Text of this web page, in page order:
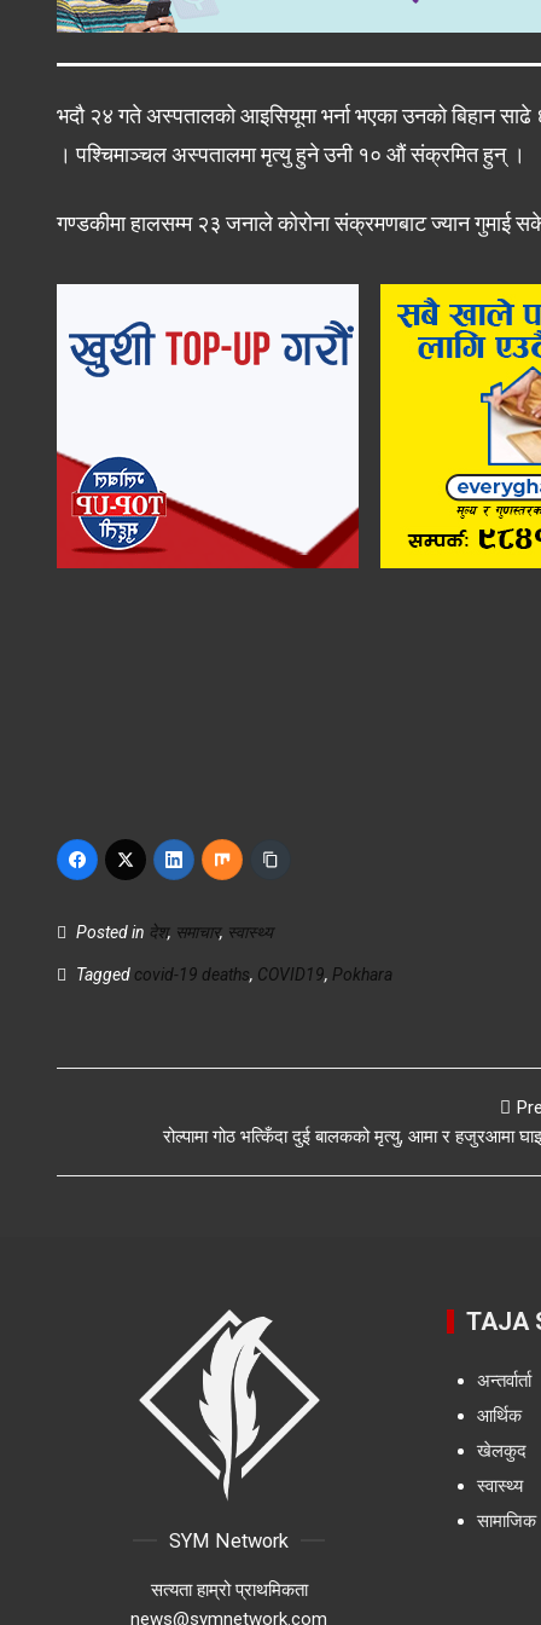
भदौ २४ गते अस्पतालको आइसियूमा भर्ना भएका उनको बिहान
। पश्चिमाञ्चल अस्पतालमा मृत्यु हुने उनी १० औं संक्रमित हुन् ।
गण्डकीमा हालसम्म २३ जनाले कोरोना संक्रमणबाट ज्यान गुमाई
Posted in देश, समाचार, स्वास्थ्य
Tagged covid-19 deaths, COVID19, Pokhara
रोल्पामा गोठ भत्किँदा दुई बालकको मृत्यु, आमा र हजुरआमा
SYM Network
सत्यता हाम्रो प्राथमिकता
news@symnetwork.com
TAJA
अन्तर्वार्ता
आर्थिक
खेलकुद
स्वास्थ्य
सामाजिक